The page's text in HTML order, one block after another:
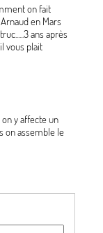
on fait
en Mars
ans après
vous plait
on y affecte un
on assemble le